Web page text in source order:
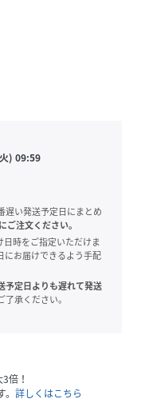
) 09:59
い発送予定日にまとめ
ご注文ください。
時をご指定いただけま
にお届けできるよう手配
予定日よりも遅れて発送
承ください。
倍！
詳しくはこちら